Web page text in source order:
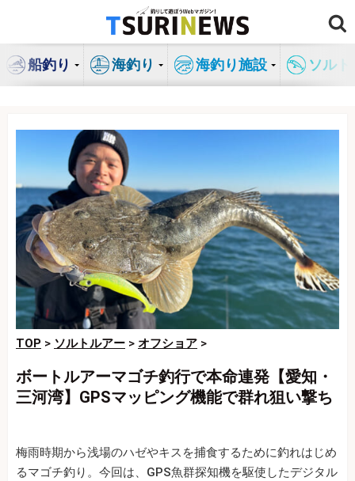
ン
船釣り 海釣り 海釣り施設 ソル
TOP > ソルトルアー > オフショア >
ボートルアーマゴチ釣行で本命連発【愛知・
三河湾】GPSマッピング機能で群れ狙い撃ち
梅雨時期から浅場のハゼやキスを捕食するために釣れはじめ
るマゴチ釣り。今回は、GPS魚群探知機を駆使したデジタル